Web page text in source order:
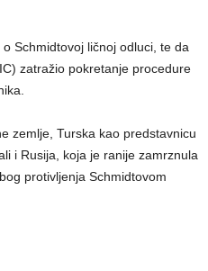
Schmidtovoj ličnoj odluci, te da
zatražio pokretanje procedure
zemlje, Turska kao predstavnicu
i Rusija, koja je ranije zamrznula
protivljenja Schmidtovom